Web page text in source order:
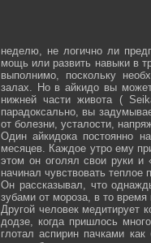
неделю, не логично ли
мощь или развить навыки в
выполнимо, поскольку
залах. Но в айкидо вы
нижней части живота (
парадоксально, вы
от болезни, усталости,
Один айкидока постоянно
месяцев. Каждое утро ему
этом он оголял свои руки и
начинал чувствовать теплое
Он рассказывал, что
зубами от мороза, в то
Другой человек медитирует
додзе, когда пришлось
глотал аспирин пачками